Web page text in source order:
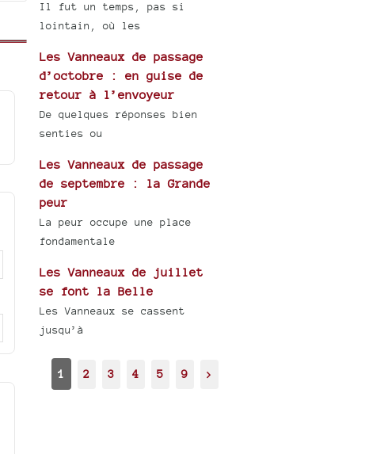
Il fut un temps, pas si
lointain, où les
Les Vanneaux de passage
d’octobre : en guise de
retour à l’envoyeur
De quelques réponses bien
senties ou
Les Vanneaux de passage
de septembre : la Grande
peur
La peur occupe une place
fondamentale
Les Vanneaux de juillet
se font la Belle
Les Vanneaux se cassent
jusqu’à
1 2 3 4 5 9 >